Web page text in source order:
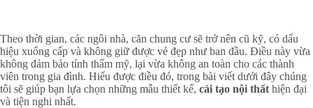
Theo thời gian, các ngôi nhà, căn chung cư sẽ trở nên cũ kỹ, có dấu
hiệu xuống cấp và không giữ được vẻ đẹp như ban đầu. Điều này vừa
không đảm bảo tính thẩm mỹ, lại vừa không an toàn cho các thành
viên trong gia đình. Hiểu được điều đó, trong bài viết dưới đây chúng
tôi sẽ giúp bạn lựa chọn những mẫu thiết kế, cải tạo nội thất hiện đại
và tiện nghi nhất.